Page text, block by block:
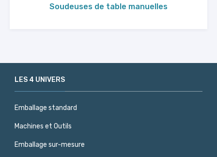
Soudeuses de table manuelles
LES 4 UNIVERS
Emballage standard
Machines et Outils
Emballage sur-mesure